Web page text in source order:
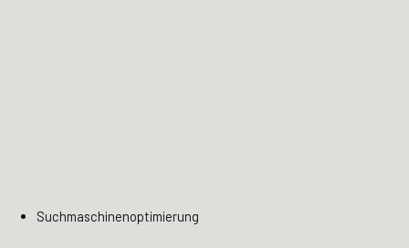
Suchmaschinenoptimierung